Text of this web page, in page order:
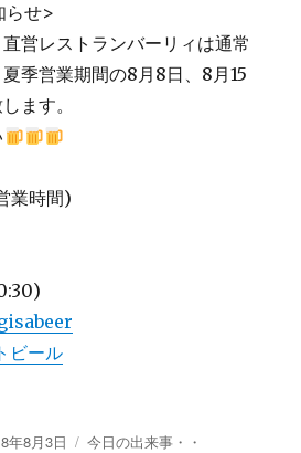
らせ>
営レストランバーリィは通常
季営業期間の8月8日、8月15
ます。
業時間)
ビール
年8月3日
カ
今日の出来事・・